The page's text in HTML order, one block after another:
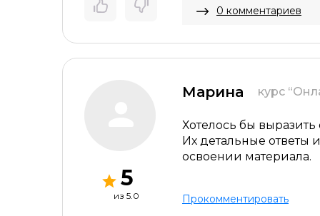
0 комментариев
5
из 5.0
Марина курс
Хотелось бы
Их детальные
освоении материала.
Прокомментировать
Название курса *
Нет нужного курса
Онлайн-курс Как создать сайт
Коммерческий автор + Редактура
Онлайн-курс Коммерческий автор
Онлайн-курс Редактура и